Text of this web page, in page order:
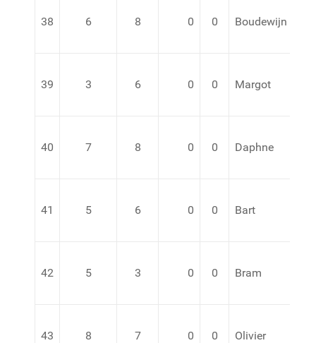
38 6 8 0 0 Boudewijn
39 3 6 0 0 Margot
40 7 8 0 0 Daphne
41 5 6 0 0 Bart
42 5 3 0 0 Bram
43 8 7 0 0 Olivier